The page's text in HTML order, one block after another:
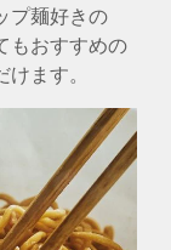
プ麺好きの
もおすすめの
ます。